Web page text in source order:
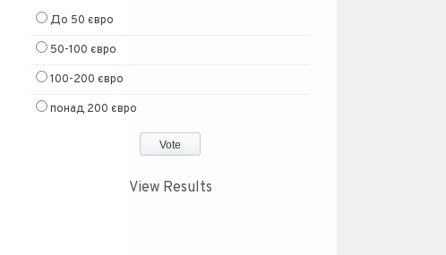
До 50 євро
50-100 євро
100-200 євро
понад 200 євро
View Results